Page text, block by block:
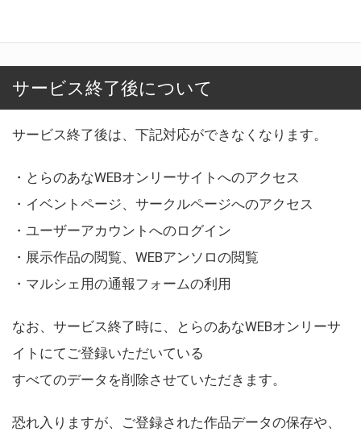
サービス終了後について
サービス終了後は、下記対応ができなくなります。
・とらのあなWEBオンリーサイトへのアクセス
・イベントページ、サークルページへのアクセス
・ユーザーアカウントへのログイン
・展示作品の閲覧、WEBアンソロの閲覧
・マルシェ用の通報フォームの利用
なお、サービス終了時に、とらのあなWEBオンリーサ
イトにてご登録いただいている
すべてのデータを削除させていただきます。
恐れ入りますが、ご登録された作品データの保存や、